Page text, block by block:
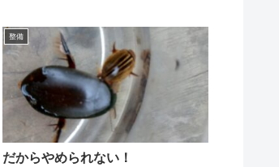
整備
だからやめられない！